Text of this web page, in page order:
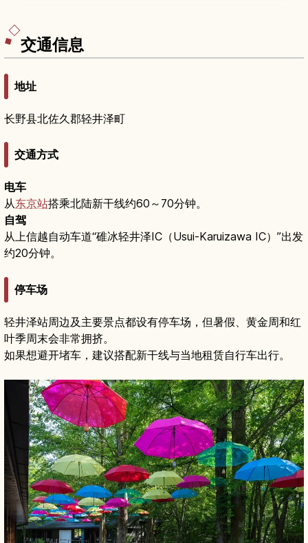
交通信息
地址
长野县北佐久郡轻井泽町
交通方式
电车
从东京站搭乘北陆新干线约60～70分钟。
自驾
从上信越自动车道“碓冰轻井泽IC（Usui-Karuizawa IC）”出发
约20分钟。
停车场
轻井泽站周边及主要景点都设有停车场，但暑假、黄金周和红
叶季周末会非常拥挤。
如果想避开堵车，建议搭配新干线与当地租赁自行车出行。